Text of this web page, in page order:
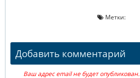
Метки:
Добавить комментарий
Ваш адрес email не будет опубликован.